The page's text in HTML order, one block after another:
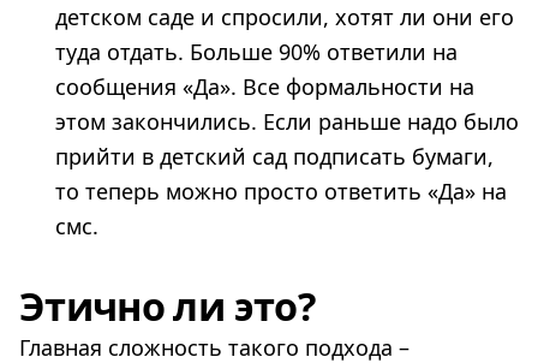
детском саде и спросили, хотят ли они его
туда отдать. Больше 90% ответили на
сообщения «Да». Все формальности на
этом закончились. Если раньше надо было
прийти в детский сад подписать бумаги,
то теперь можно просто ответить «Да» на
смс.
Этично ли это?
Главная сложность такого подхода –